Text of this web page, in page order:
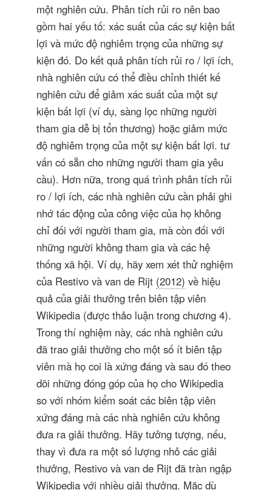
một nghiên cứu. Phân tích rủi ro nên bao
gồm hai yếu tố: xác suất của các sự kiện bất
lợi và mức độ nghiêm trọng của những sự
kiện đó. Do kết quả phân tích rủi ro / lợi ích,
nhà nghiên cứu có thể điều chỉnh thiết kế
nghiên cứu để giảm xác suất của một sự
kiện bất lợi (ví dụ, sàng lọc những người
tham gia dễ bị tổn thương) hoặc giảm mức
độ nghiêm trọng của một sự kiện bất lợi. tư
vấn có sẵn cho những người tham gia yêu
cầu). Hơn nữa, trong quá trình phân tích rủi
ro / lợi ích, các nhà nghiên cứu cần phải ghi
nhớ tác động của công việc của họ không
chỉ đối với người tham gia, mà còn đối với
những người không tham gia và các hệ
thống xã hội. Ví dụ, hãy xem xét thử nghiệm
của Restivo và van de Rijt (2012) về hiệu
quả của giải thưởng trên biên tập viên
Wikipedia (được thảo luận trong chương 4).
Trong thí nghiệm này, các nhà nghiên cứu
đã trao giải thưởng cho một số ít biên tập
viên mà họ coi là xứng đáng và sau đó theo
dõi những đóng góp của họ cho Wikipedia
so với nhóm kiểm soát các biên tập viên
xứng đáng mà các nhà nghiên cứu không
đưa ra giải thưởng. Hãy tưởng tượng, nếu,
thay vì đưa ra một số lượng nhỏ các giải
thưởng, Restivo và van de Rijt đã tràn ngập
Wikipedia với nhiều giải thưởng. Mặc dù